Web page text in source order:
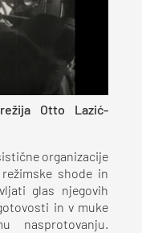
Otto Lazić-
organizacije
shode in
glas njegovih
in v muke